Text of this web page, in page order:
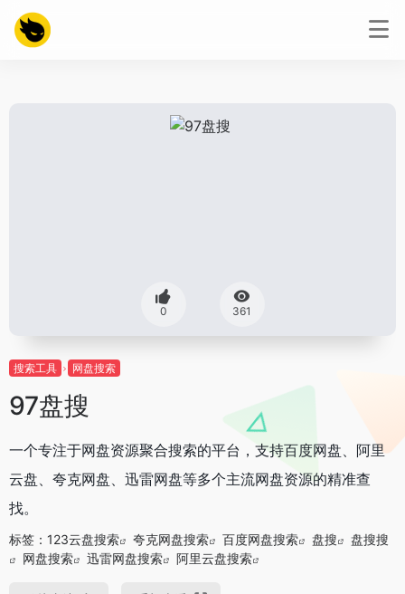
0 361
搜索工具 网盘搜索
97盘搜
一个专注于网盘资源聚合搜索的平台，支持百度网盘、阿里
云盘、夸克网盘、迅雷网盘等多个主流网盘资源的精准查
找。
标签： 123云盘搜索 夸克网盘搜索 百度网盘搜索 盘搜
盘搜搜
网盘搜索
迅雷网盘搜索 阿里云盘搜索